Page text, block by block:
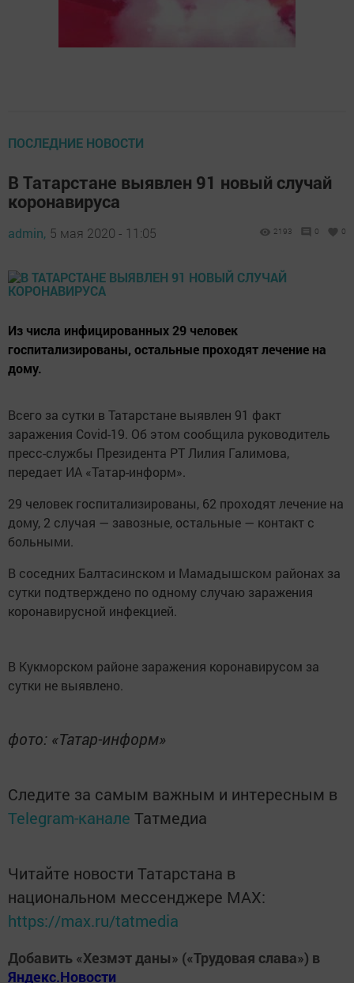
ПОСЛЕДНИЕ НОВОСТИ
В Татарстане выявлен 91 новый случай
коронавируса
admin, 5 мая 2020 - 11:05 2193 0 0
Из числа инфицированных 29 человек
госпитализированы, остальные проходят лечение на
дому.
Всего за сутки в Татарстане выявлен 91 факт
заражения Covid-19. Об этом сообщила руководитель
пресс-службы Президента РТ Лилия Галимова,
передает ИА «Татар-информ».
29 человек госпитализированы, 62 проходят лечение на
дому, 2 случая — завозные, остальные — контакт с
больными.
В соседних Балтасинском и Мамадышском районах за
сутки подтверждено по одному случаю заражения
коронавирусной инфекцией.
В Кукморском районе заражения коронавирусом за
сутки не выявлено.
фото: «Татар-информ»
Следите за самым важным и интересным в
Telegram-канале Татмедиа
Читайте новости Татарстана в
национальном мессенджере MАХ:
https://max.ru/tatmedia
Добавить «Хезмэт даны» («Трудовая слава») в
Яндекс.Новости